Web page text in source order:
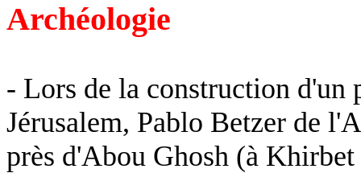
Archéologie
- Lors de la construction d'un
Jérusalem, Pablo Betzer de
près d'Abou Ghosh (à Khirbet